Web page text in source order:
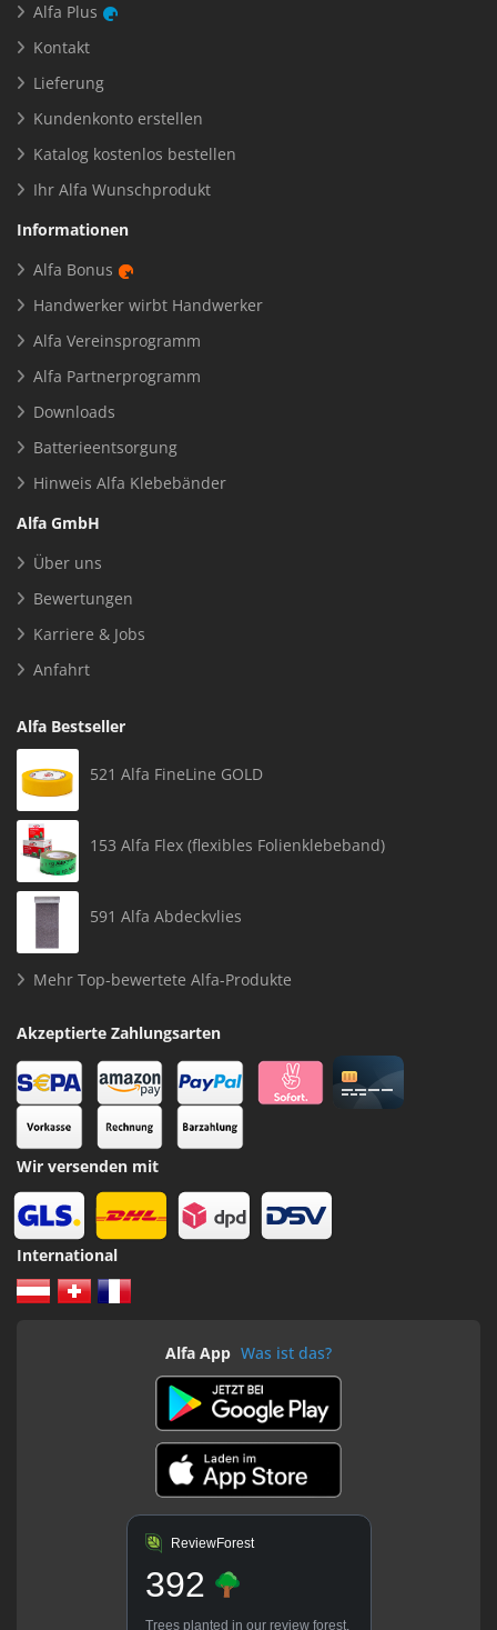
Alfa Plus
Kontakt
Lieferung
Kundenkonto erstellen
Katalog kostenlos bestellen
Ihr Alfa Wunschprodukt
Informationen
Alfa Bonus
Handwerker wirbt Handwerker
Alfa Vereinsprogramm
Alfa Partnerprogramm
Downloads
Batterieentsorgung
Hinweis Alfa Klebebänder
Alfa GmbH
Über uns
Bewertungen
Karriere & Jobs
Anfahrt
Alfa Bestseller
521 Alfa FineLine GOLD
153 Alfa Flex (flexibles Folienklebeband)
591 Alfa Abdeckvlies
Mehr Top-bewertete Alfa-Produkte
Akzeptierte Zahlungsarten
Wir versenden mit
International
Alfa App Was ist das?
ReviewForest
392
Trees planted in our review forest.